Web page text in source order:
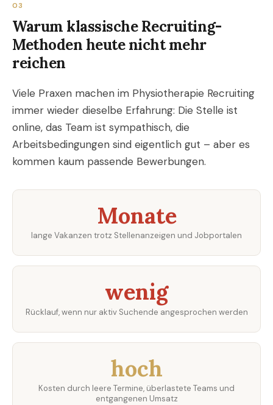
03
Warum klassische Recruiting-
Methoden heute nicht mehr
reichen
Viele Praxen machen im Physiotherapie Recruiting
immer wieder dieselbe Erfahrung: Die Stelle ist
online, das Team ist sympathisch, die
Arbeitsbedingungen sind eigentlich gut – aber es
kommen kaum passende Bewerbungen.
Monate
lange Vakanzen trotz Stellenanzeigen und Jobportalen
wenig
Rücklauf, wenn nur aktiv Suchende angesprochen werden
hoch
Kosten durch leere Termine, überlastete Teams und
entgangenen Umsatz